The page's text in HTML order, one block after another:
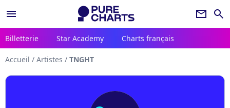
menu newsletter search
Billetterie Star Academy Charts français
Accueil / Artistes / TNGHT